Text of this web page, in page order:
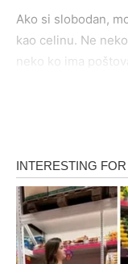
Ako si slobodan,
kao celinu. Ne
neko ko ima
Ovo je karmička
da te
POSAO I
Lavovi do sredine
promenu statusa.